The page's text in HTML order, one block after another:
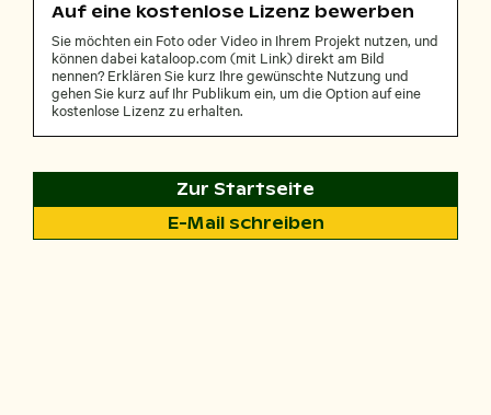
Auf eine kostenlose Lizenz bewerben
Sie möchten ein Foto oder Video in Ihrem Projekt nutzen, und
können dabei kataloop.com (mit Link) direkt am Bild
nennen? Erklären Sie kurz Ihre gewünschte Nutzung und
gehen Sie kurz auf Ihr Publikum ein, um die Option auf eine
kostenlose Lizenz zu erhalten.
Zur Startseite
E-Mail schreiben